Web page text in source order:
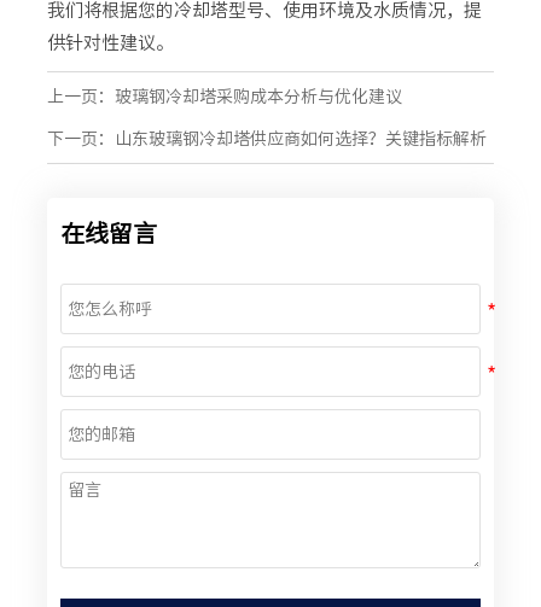
我们将根据您的冷却塔型号、使用环境及水质情况，提
供针对性建议。
上一页： 玻璃钢冷却塔采购成本分析与优化建议
下一页： 山东玻璃钢冷却塔供应商如何选择？关键指标解析
在线留言